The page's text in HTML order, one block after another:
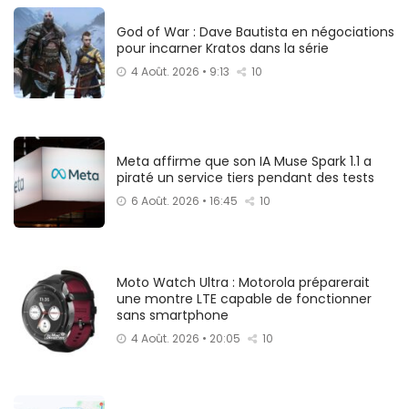
God of War : Dave Bautista en négociations
pour incarner Kratos dans la série
4 Août. 2026 • 9:13 10
Meta affirme que son IA Muse Spark 1.1 a
piraté un service tiers pendant des tests
6 Août. 2026 • 16:45 10
Moto Watch Ultra : Motorola préparerait
une montre LTE capable de fonctionner
sans smartphone
4 Août. 2026 • 20:05 10